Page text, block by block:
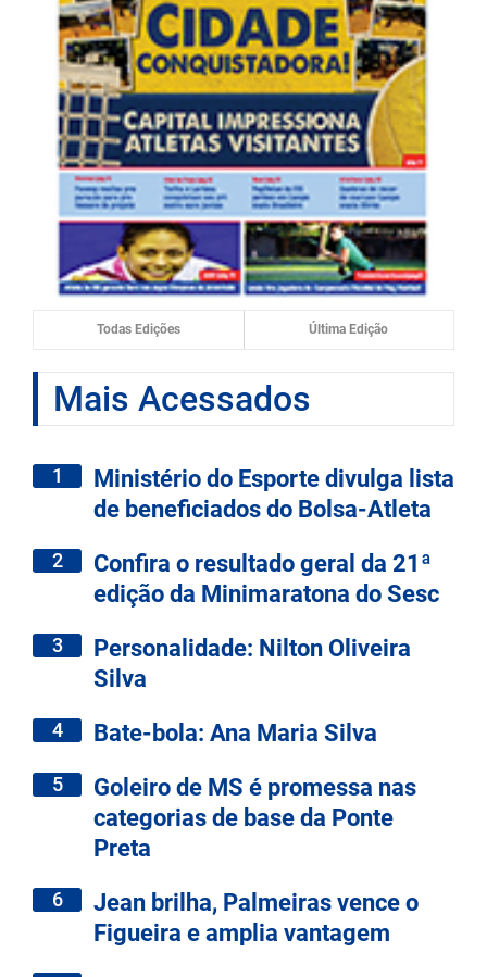
Todas Edições Última Edição
Mais Acessados
1
Ministério do Esporte divulga lista
de beneficiados do Bolsa-Atleta
2
Confira o resultado geral da 21ª
edição da Minimaratona do Sesc
3
Personalidade: Nilton Oliveira
Silva
4 Bate-bola: Ana Maria Silva
5
Goleiro de MS é promessa nas
categorias de base da Ponte
Preta
6
Jean brilha, Palmeiras vence o
Figueira e amplia vantagem